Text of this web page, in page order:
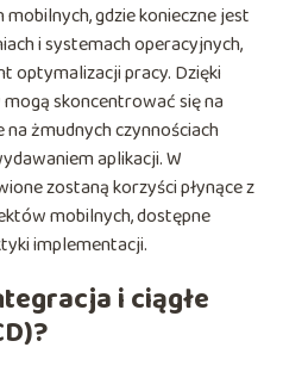
gdzie konieczne jest
i systemach operacyjnych,
optymalizacji pracy. Dzięki
skoncentrować się na
żmudnych czynnościach
aplikacji. W
zostaną korzyści płynące z
mobilnych, dostępne
implementacji.
i ciągłe